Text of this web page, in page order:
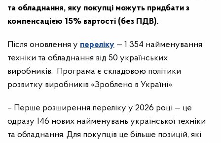
та обладнання, яку покупці можуть придбати з
компенсацією 15% вартості (без ПДВ).
Після оновлення у переліку — 1 354 найменування
техніки та обладнання від 50 українських
виробників. Програма є складовою політики
розвитку виробників «Зроблено в Україні».
– Перше розширення переліку у 2026 році — це
одразу 146 нових найменувань української техніки
та обладнання. Для покупців це більше позицій, які